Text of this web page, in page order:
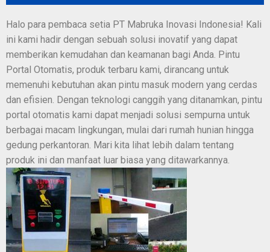
Halo para pembaca setia PT Mabruka Inovasi Indonesia! Kali
ini kami hadir dengan sebuah solusi inovatif yang dapat
memberikan kemudahan dan keamanan bagi Anda. Pintu
Portal Otomatis, produk terbaru kami, dirancang untuk
memenuhi kebutuhan akan pintu masuk modern yang cerdas
dan efisien. Dengan teknologi canggih yang ditanamkan, pintu
portal otomatis kami dapat menjadi solusi sempurna untuk
berbagai macam lingkungan, mulai dari rumah hunian hingga
gedung perkantoran. Mari kita lihat lebih dalam tentang
produk ini dan manfaat luar biasa yang ditawarkannya.